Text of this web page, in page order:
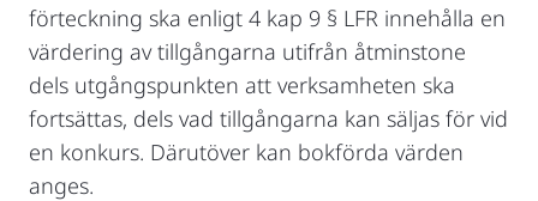
förteckning ska enligt 4 kap 9 § LFR innehålla en
värdering av tillgångarna utifrån åtminstone
dels utgångspunkten att verksamheten ska
fortsättas, dels vad tillgångarna kan säljas för vid
en konkurs. Därutöver kan bokförda värden
anges.